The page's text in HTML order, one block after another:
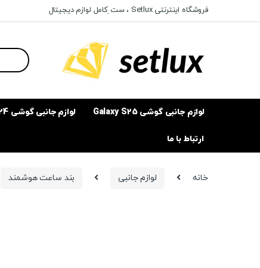
to
to
فروشگاه اینترنتی Setlux ، ست ِکامل لوازم دیجیتال
Search
for:
لوازم جانبی گوشی Galaxy S25 لوازم جانبی گوشی Galaxy S24
ارتباط با ما
خانه لوازم جانبی بند ساعت هوشمند